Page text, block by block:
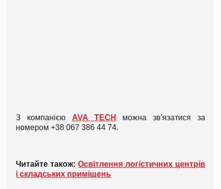
З компанією AVA TECH
можна зв'язатися за
номером +38 067 386 44 74.
Читайте також: Освітлення логістичних центрів
і складських приміщень